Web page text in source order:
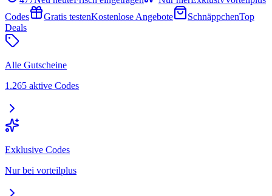
Codes
Gratis testenKostenlose Angebote SchnäppchenTop
Deals
Alle Gutscheine
1.265 aktive Codes
Exklusive Codes
Nur bei vorteilplus